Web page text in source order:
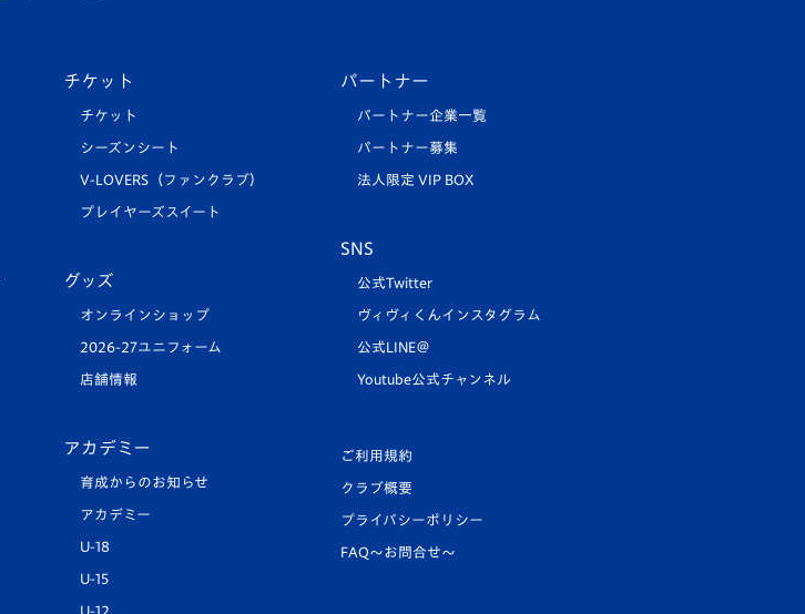
チケット
チケット
シーズンシート
V-LOVERS（ファンクラブ）
プレイヤーズスイート
グッズ
オンラインショップ
2026-27ユニフォーム
店舗情報
アカデミー
育成からのお知らせ
アカデミー
U-18
U-15
U-12
パートナー
パートナー企業一覧
パートナー募集
法人限定 VIP BOX
SNS
公式Twitter
ヴィヴィくんインスタグラム
公式LINE＠
Youtube公式チャンネル
ご利用規約
クラブ概要
プライバシーポリシー
FAQ〜お問合せ〜